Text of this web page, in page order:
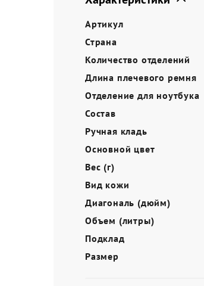
Акции
Артикул
Страна
Количество отделений
Длина плечевого ремня
Отделение для ноутбука
Состав
Ручная кладь
Основной цвет
Вес (г)
Вид кожи
Диагональ (дюйм)
Объем (литры)
Подклад
Размер